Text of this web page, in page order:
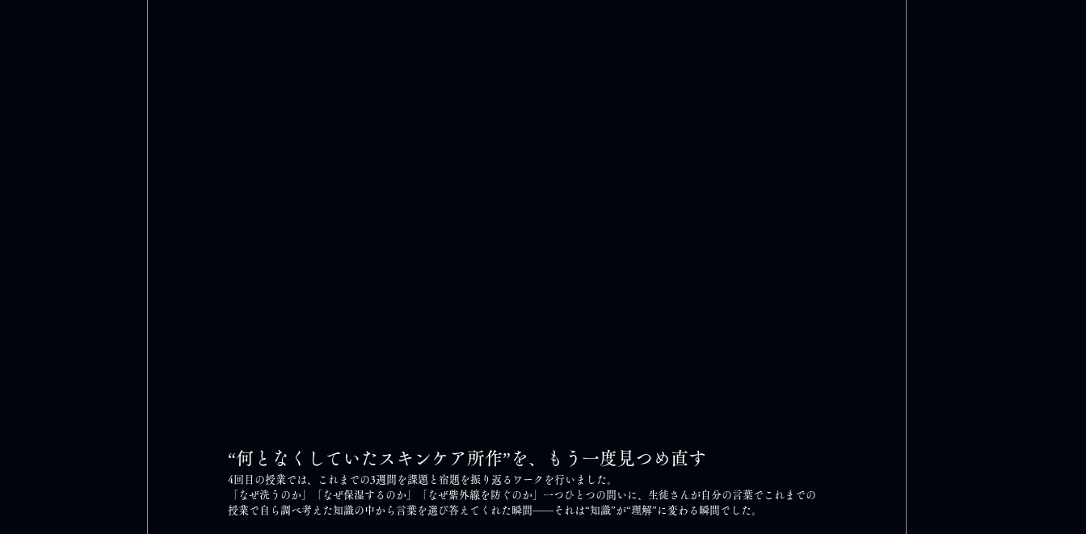
“何となくしていたスキンケア所作”を、もう一度見つめ直す
4回目の授業では、これまでの3週間を課題と宿題を振り返るワークを行いました。
「なぜ洗うのか」「なぜ保湿するのか」「なぜ紫外線を防ぐのか」一つひとつの問いに、生徒さんが自分の言葉でこれまでの
授業で自ら調べ考えた知識の中から言葉を選び答えてくれた瞬間——それは“知識”が“理解”に変わる瞬間でした。